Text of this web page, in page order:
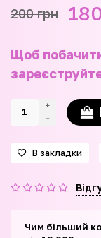
200 грн
Щоб
В закладки
Чим більший